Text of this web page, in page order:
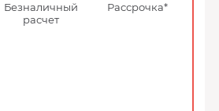
Безналичный
расчет
Рассрочка*